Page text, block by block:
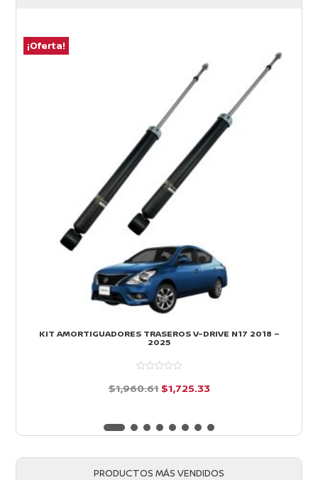
¡Oferta!
KIT AMORTIGUADORES TRASEROS V-DRIVE N17 2018 –
2025
5
$1,960.61 El
original
$1,960.61.
$1,725.33El
actual
$1,725.33.
PRODUCTOS MÁS VENDIDOS